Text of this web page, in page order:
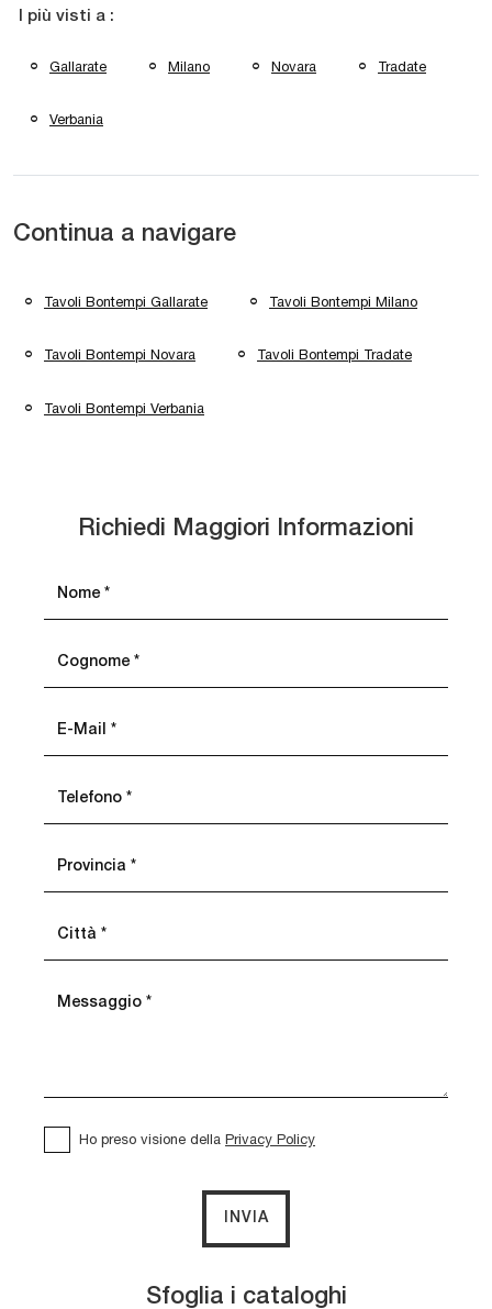
I più visti a :
Gallarate Milano Novara Tradate
Verbania
Continua a navigare
Tavoli Bontempi Gallarate Tavoli Bontempi Milano
Tavoli Bontempi Novara Tavoli Bontempi Tradate
Tavoli Bontempi Verbania
Sfoglia i cataloghi
Richiedi Maggiori Informazioni
Ho preso visione della Privacy Policy
INVIA